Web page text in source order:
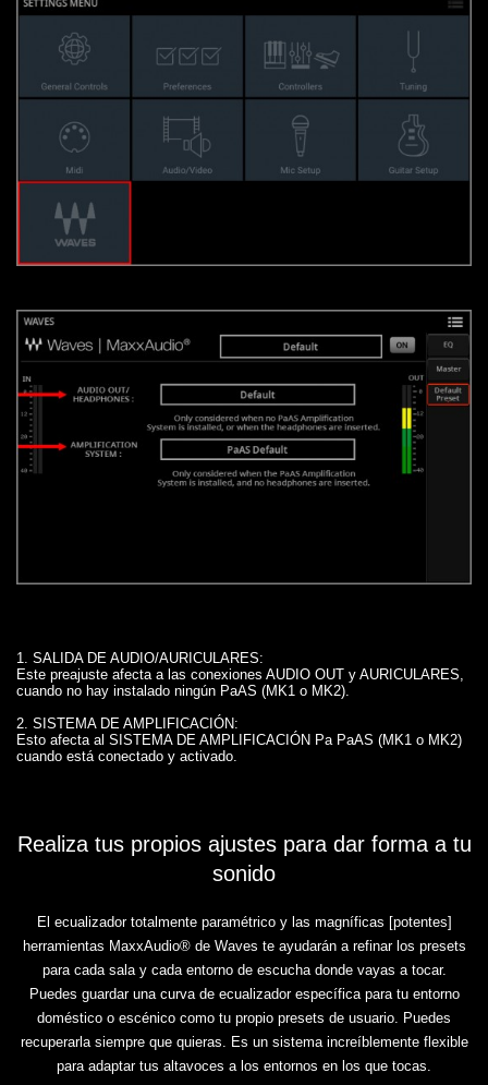
1. SALIDA DE AUDIO/AURICULARES:
Este preajuste afecta a las conexiones AUDIO OUT y AURICULARES,
cuando no hay instalado ningún PaAS (MK1 o MK2).
2. SISTEMA DE AMPLIFICACIÓN:
Esto afecta al SISTEMA DE AMPLIFICACIÓN Pa PaAS (MK1 o MK2)
cuando está conectado y activado.
Realiza tus propios ajustes para dar forma a tu
sonido
El ecualizador totalmente paramétrico y las magníficas [potentes]
herramientas MaxxAudio® de Waves te ayudarán a refinar los presets
para cada sala y cada entorno de escucha donde vayas a tocar.
Puedes guardar una curva de ecualizador específica para tu entorno
doméstico o escénico como tu propio presets de usuario. Puedes
recuperarla siempre que quieras. Es un sistema increíblemente flexible
para adaptar tus altavoces a los entornos en los que tocas.